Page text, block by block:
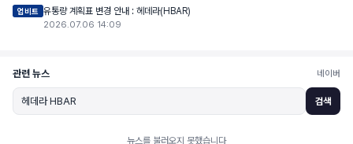
업비트 유통량 계획표 변경 안내 : 헤데라(HBAR)
2026.07.06 14:09
관련 뉴스 네이버
검색
뉴스를 불러오지 못했습니다